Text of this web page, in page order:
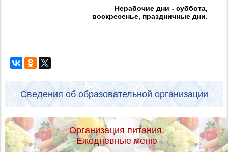
Нерабочие дни - суббота,
воскресенье, праздничные дни.
Сведения об образовательной организации
Организация питания.
Ежедневные меню